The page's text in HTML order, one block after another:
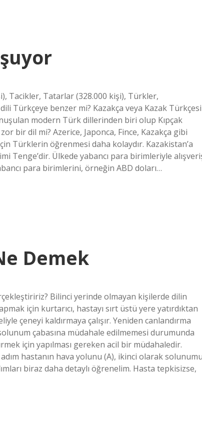
Tacikler, Tatarlar (328.000 kişi), Türkler,
Türkçeye benzer mi? Kazakça veya Kazak Türkçesi
modern Türk dillerinden biri olup Kıpçak
bir dil mi? Azerice, Japonca, Fince, Kazakça gibi
Türklerin öğrenmesi daha kolaydır. Kazakistan’a
Tenge’dir. Ülkede yabancı para birimleriyle
para birimlerini, örneğin ABD doları…
Demek
Bilinci yerinde olmayan kişilerde dilin
için kurtarıcı, hastayı sırt üstü yere yatırdıktan
çeneyi kaldırmaya çalışır. Yeniden canlandırma
çabasına müdahale edilmemesi durumunda
için yapılması gereken acil bir müdahaledir.
hastanın hava yolunu (A), ikinci olarak
biraz daha detaylı öğrenelim. Hasta tepkisizse,